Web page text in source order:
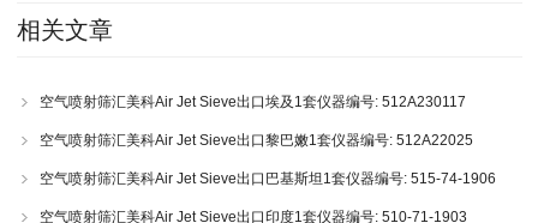
相关文章
空气喷射筛汇美科Air Jet Sieve出口埃及1套仪器编号: 512A230117
空气喷射筛汇美科Air Jet Sieve出口黎巴嫩1套仪器编号: 512A22025
空气喷射筛汇美科Air Jet Sieve出口巴基斯坦1套仪器编号: 515-74-1906
空气喷射筛汇美科Air Jet Sieve出口印度1套仪器编号: 510-71-1903